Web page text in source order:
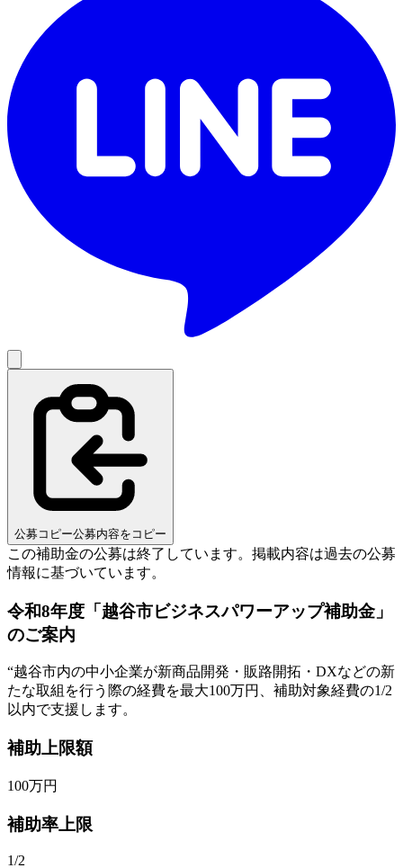
公募コピー公募内容をコピー
この補助金の公募は終了しています。 掲載内容は過去の公募
情報に基づいています。
令和8年度「越谷市ビジネスパワーアップ補助金」
のご案内
“越谷市内の中小企業が新商品開発・販路開拓・DXなどの新
たな取組を行う際の経費を最大100万円、補助対象経費の1/2
以内で支援します。
補助上限額
100万円
補助率上限
1/2